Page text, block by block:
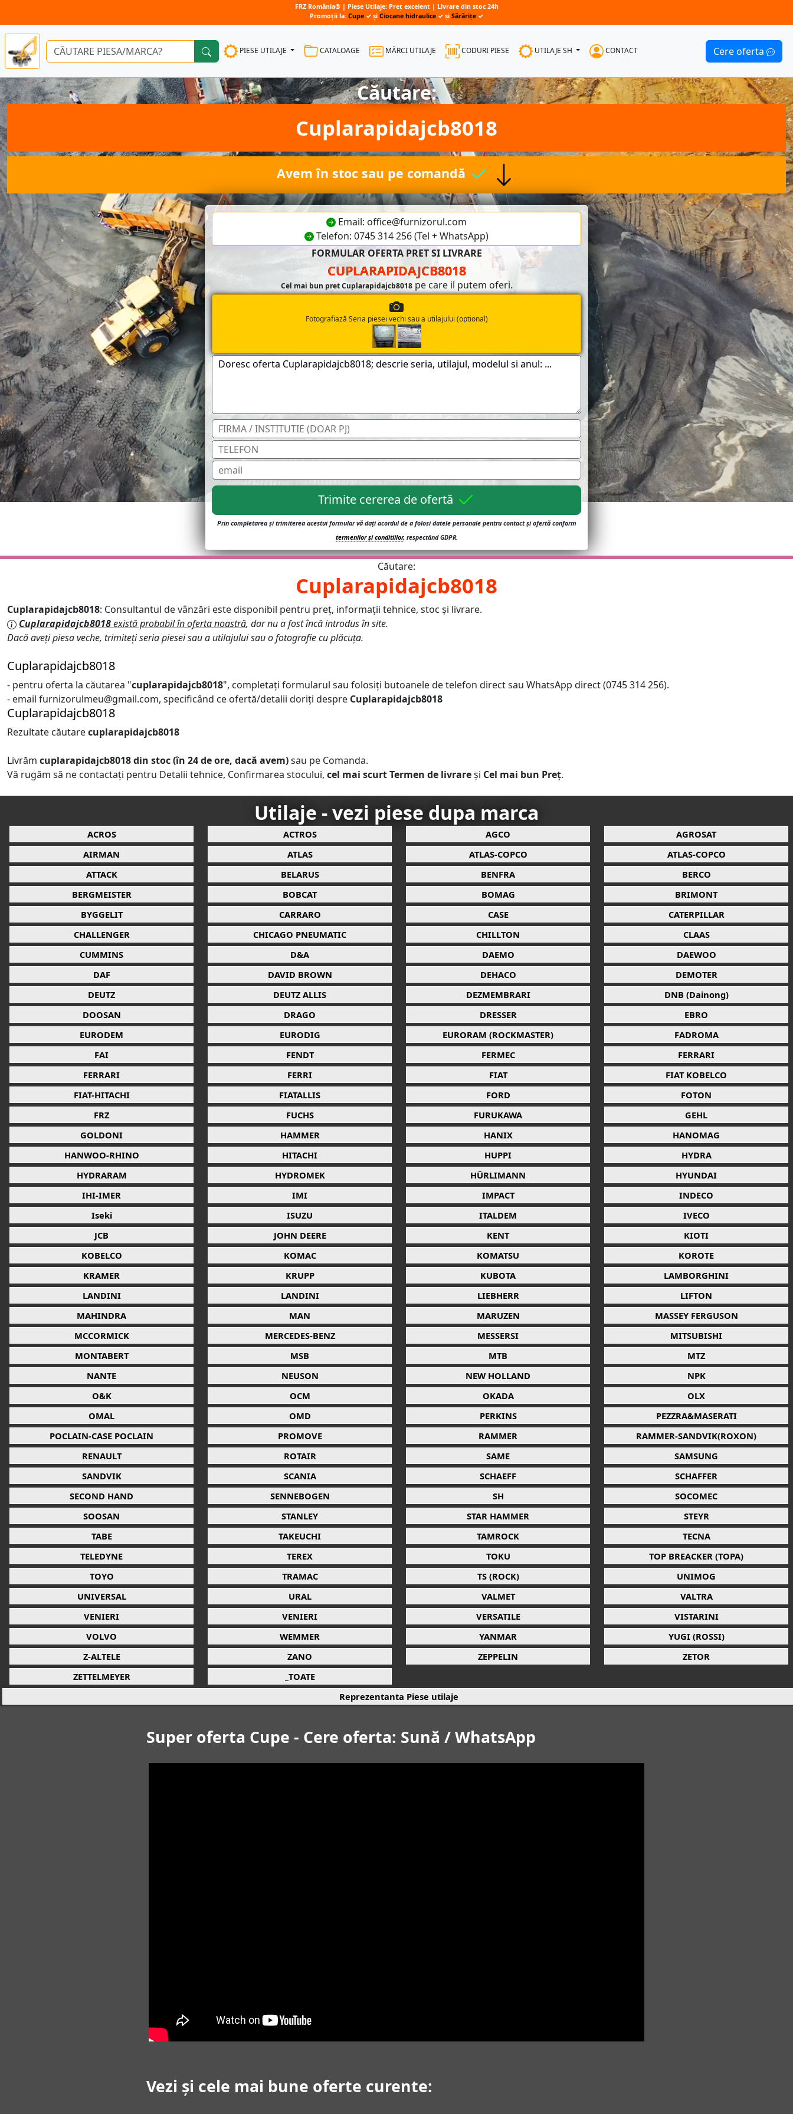
Căutare:
Cuplarapidajcb8018
Avem în stoc sau pe comandă
Email: office@furnizorul.com
Telefon: 0745 314 256 (Tel + WhatsApp)
FORMULAR OFERTA PRET SI LIVRARE
CUPLARAPIDAJCB8018
Cel mai bun pret Cuplarapidajcb8018pe care il putem oferi.
Fotografiază Seria piesei vechi sau a utilajului (optional)
Trimite cererea de ofertă
Prin completarea și trimiterea acestui formular vă dați acordul de a folosi datele personale pentru contact și ofertă conform
termenilor și conditiilor, respectând GDPR.
Căutare:
Cuplarapidajcb8018
Cuplarapidajcb8018: Consultantul de vânzări este disponibil pentru preț, informații tehnice, stoc și livrare.
Cuplarapidajcb8018există probabil în oferta noastră, dar nu a fost încă introdus în site.
Dacă aveți piesa veche, trimiteți seria piesei sau a utilajului sau o fotografie cu plăcuța.
Cuplarapidajcb8018
- pentru oferta la căutarea "cuplarapidajcb8018", completați formularul sau folosiți butoanele de telefon direct sau WhatsApp direct (0745 314 256).
- email furnizorulmeu@gmail.com, specificând ce ofertă/detalii doriți despre Cuplarapidajcb8018
Cuplarapidajcb8018
Rezultate căutarecuplarapidajcb8018
Livrăm cuplarapidajcb8018din stoc (în 24 de ore, dacă avem)sau pe Comanda.
Vă rugăm să ne contactați pentru Detalii tehnice, Confirmarea stocului, cel mai scurt Termen de livrareși Cel mai bun Preț.
Utilaje - vezi piese dupa marca
ACROS ACTROS AGCO
AGROSAT
AIRMAN
ATLAS ATLAS-COPCO
ATLAS-COPCO
ATTACK
BELARUS BENFRA
BERCO
BERGMEISTER
BOBCAT BOMAG
BRIMONT
BYGGELIT
CARRARO CASE
CATERPILLAR
CHALLENGER
CHICAGO PNEUMATIC CHILLTON
CLAAS
CUMMINS
D&A DAEMO
DAEWOO
DAF
DAVID BROWN DEHACO
DEMOTER
DEUTZ
DEUTZ ALLIS DEZMEMBRARI
DNB (Dainong)
DOOSAN
DRAGO DRESSER
EBRO
EURODEM
EURODIG EURORAM (ROCKMASTER)
FADROMA
FAI
FENDT FERMEC
FERRARI
FERRARI
FERRI FIAT
FIAT KOBELCO
FIAT-HITACHI
FIATALLIS FORD
FOTON
FRZ
FUCHS FURUKAWA
GEHL
GOLDONI
HAMMER HANIX
HANOMAG
HANWOO-RHINO
HITACHI HUPPI
HYDRA
HYDRARAM
HYDROMEK HÜRLIMANN
HYUNDAI
IHI-IMER
IMI IMPACT
INDECO
Iseki
ISUZU ITALDEM
IVECO
JCB
JOHN DEERE KENT
KIOTI
KOBELCO
KOMAC KOMATSU
KOROTE
KRAMER
KRUPP KUBOTA
LAMBORGHINI
LANDINI
LANDINI LIEBHERR
LIFTON
MAHINDRA
MAN MARUZEN
MASSEY FERGUSON
MCCORMICK
MERCEDES-BENZ MESSERSI
MITSUBISHI
MONTABERT
MSB MTB
MTZ
NANTE
NEUSON NEW HOLLAND
NPK
O&K
OCM OKADA
OLX
OMAL
OMD PERKINS
PEZZRA&MASERATI
POCLAIN-CASE POCLAIN
PROMOVE RAMMER
RAMMER-SANDVIK(ROXON)
RENAULT
ROTAIR SAME
SAMSUNG
SANDVIK
SCANIA SCHAEFF
SCHAFFER
SECOND HAND
SENNEBOGEN SH
SOCOMEC
SOOSAN
STANLEY STAR HAMMER
STEYR
TABE
TAKEUCHI TAMROCK
TECNA
TELEDYNE
TEREX TOKU
TOP BREACKER (TOPA)
TOYO
TRAMAC TS (ROCK)
UNIMOG
UNIVERSAL
URAL VALMET
VALTRA
VENIERI
VENIERI VERSATILE
VISTARINI
VOLVO
WEMMER YANMAR
YUGI (ROSSI)
Z-ALTELE
ZANO ZEPPELIN
ZETOR
ZETTELMEYER
_TOATE
Reprezentanta Piese utilaje
Super oferta Cupe - Cere oferta: Sună / WhatsApp
Vezi și cele mai bune oferte curente:
FRZ România® | Piese Utilaje: Preț excelent | Livrare din stoc 24h
Promoții la: Cupe ✓ și Ciocane hidraulice ✓ și Sărărițe ✓
PIESE UTILAJE CATALOAGE MĂRCI UTILAJE CODURI PIESE UTILAJE SH CONTACT Cere oferta